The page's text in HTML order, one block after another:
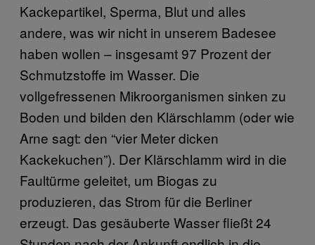
Kackepartikel, Sperma, Blut und alles
andere, was wir nicht in unserem Badesee
haben wollen – insgesamt 97 Prozent der
Schmutzstoffe im Wasser. Die
vollgefressenen Mikroorganismen sinken zu
Boden und bilden den Klärschlamm (oder wie
Arne sagt: den “vier Meter dicken
Kackekuchen”). Der Klärschlamm wird in die
Faultürme geleitet, um Biogas zu
produzieren, das Strom für die Berliner
erzeugt. Das gesäuberte Wasser fließt 24